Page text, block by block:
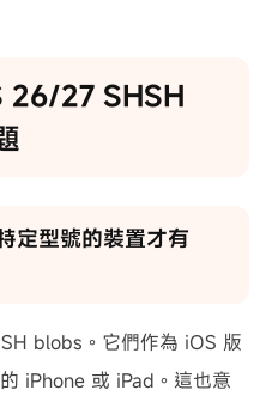
26/27 SHSH
定型號的裝置才有
blobs。它們作為 iOS 版
iPhone 或 iPad。這也意